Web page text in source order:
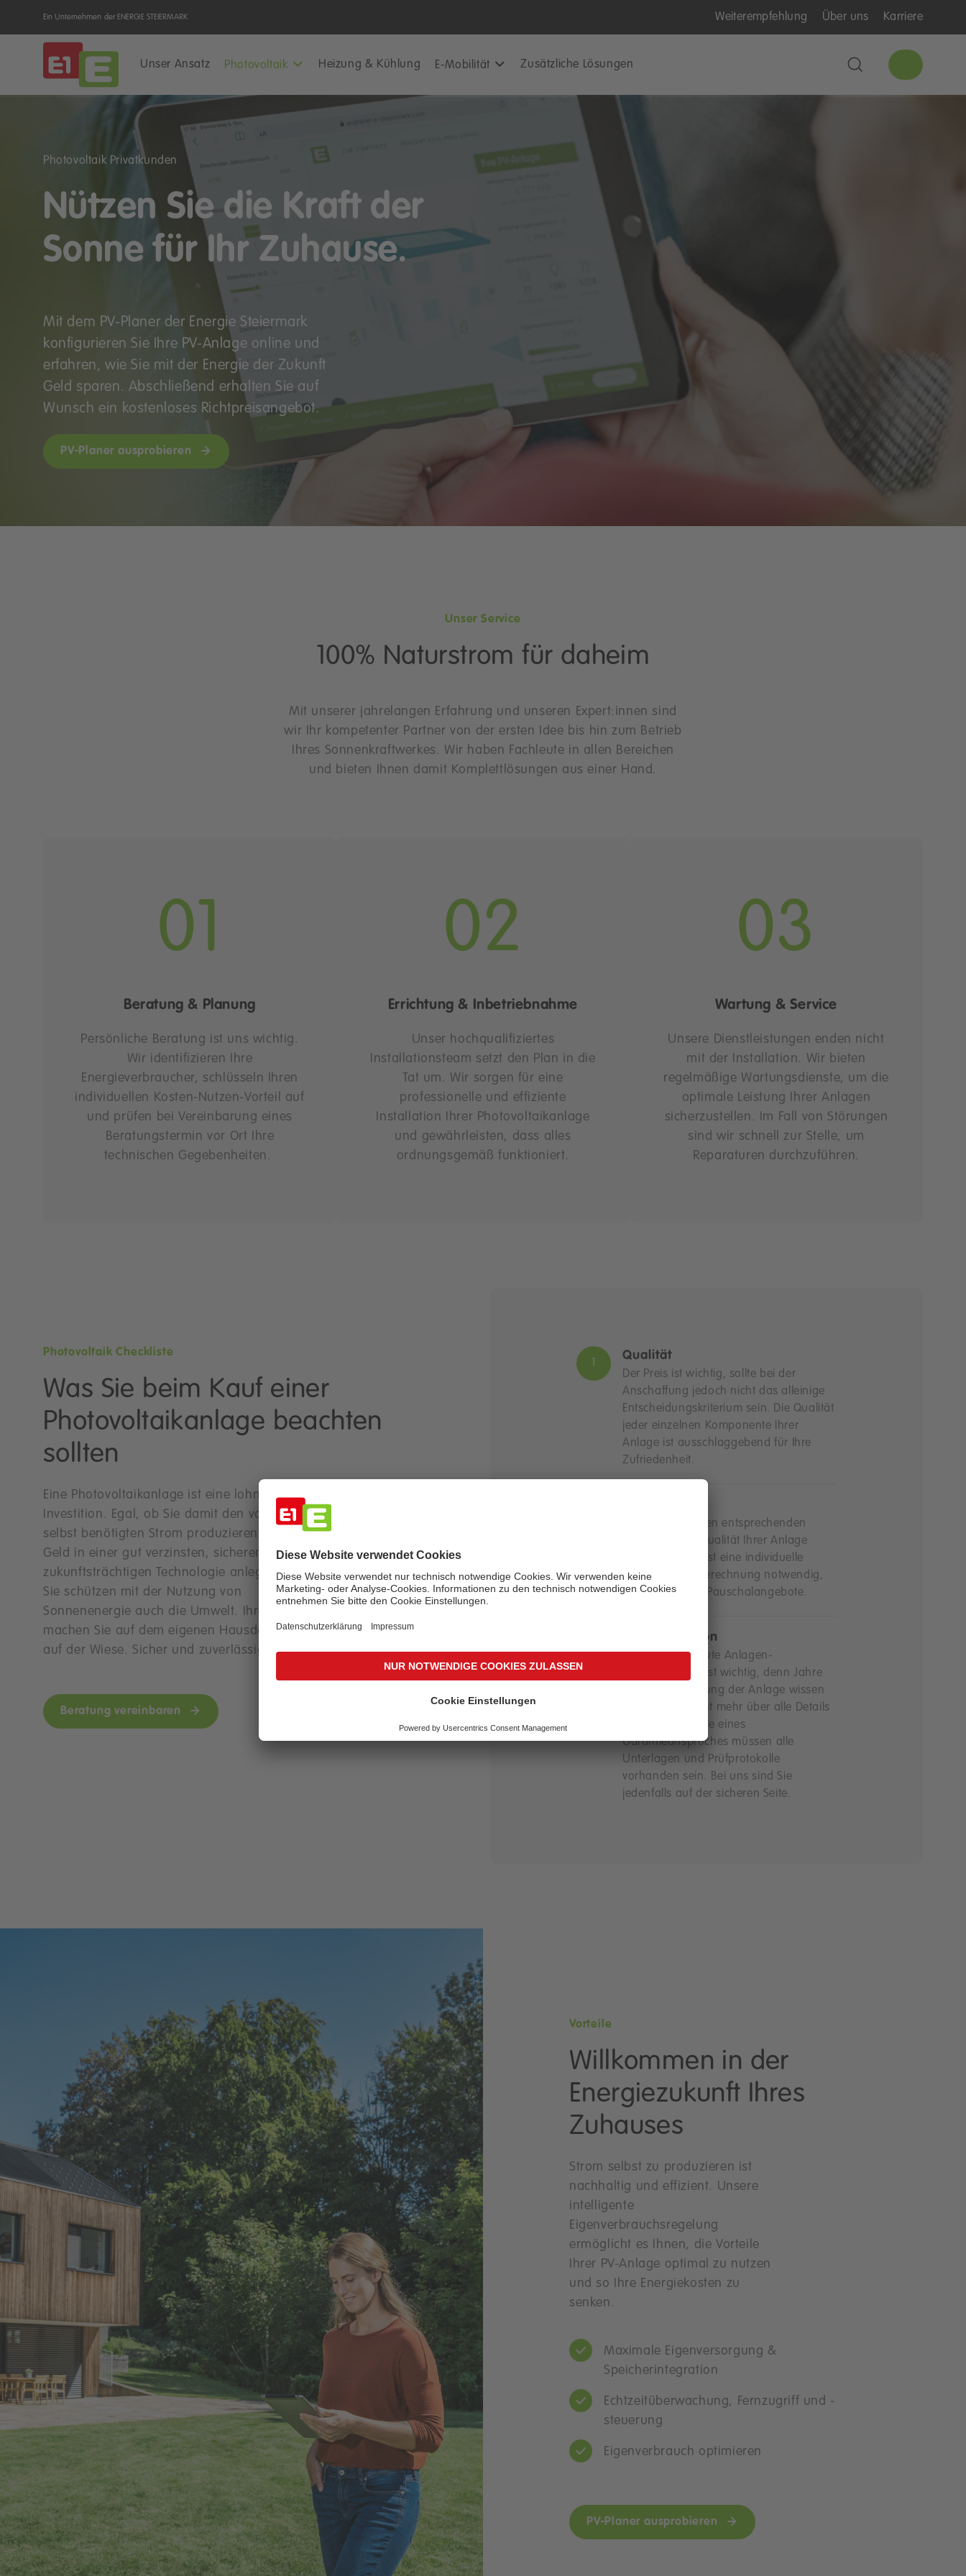
Ein Unternehmen der ENERGIE STEIERMARK Weiterempfehlung Über uns Karriere
Unser Ansatz Photovoltaik Heizung & Kühlung E-Mobilität Zusätzliche Lösungen
Photovoltaik Privatkunden
Nützen Sie die Kraft der
Sonne für Ihr Zuhause.
Mit dem PV-Planer der Energie Steiermark
konfigurieren Sie Ihre PV-Anlage online und
erfahren, wie Sie mit der Energie der Zukunft
Geld sparen. Abschließend erhalten Sie auf
Wunsch ein kostenloses Richtpreisangebot.
PV-Planer ausprobieren
Unser Service
100% Naturstrom für daheim
Mit unserer jahrelangen Erfahrung und unseren Expert:innen sind
wir Ihr kompetenter Partner von der ersten Idee bis hin zum Betrieb
Ihres Sonnenkraftwerkes. Wir haben Fachleute in allen Bereichen
und bieten Ihnen damit Komplettlösungen aus einer Hand.
01
Beratung & Planung
Persönliche Beratung ist uns wichtig.
Wir identifizieren Ihre
Energieverbraucher, schlüsseln Ihren
individuellen Kosten-Nutzen-Vorteil auf
und prüfen bei Vereinbarung eines
Beratungstermin vor Ort Ihre
technischen Gegebenheiten.
02
Errichtung & Inbetriebnahme
Unser hochqualifiziertes
Installationsteam setzt den Plan in die
Tat um. Wir sorgen für eine
professionelle und effiziente
Installation Ihrer Photovoltaikanlage
und gewährleisten, dass alles
ordnungsgemäß funktioniert.
03
Wartung & Service
Unsere Dienstleistungen enden nicht
mit der Installation. Wir bieten
regelmäßige Wartungsdienste, um die
optimale Leistung Ihrer Anlagen
sicherzustellen. Im Fall von Störungen
sind wir schnell zur Stelle, um
Reparaturen durchzuführen.
Photovoltaik Checkliste
Was Sie beim Kauf einer
Photovoltaikanlage beachten
sollten
Eine Photovoltaikanlage ist eine lohnende
Investition. Egal, ob Sie damit den von Ihnen
selbst benötigten Strom produzieren oder ihr
Geld in einer gut verzinsten, sicheren und
zukunftsträchtigen Technologie anlegen wollen –
Sie schützen mit der Nutzung von
Sonnenenergie auch die Umwelt. Ihre Gewinne
machen Sie auf dem eigenen Hausdach oder
auf der Wiese. Sicher und zuverlässig.
Beratung vereinbaren
Qualität
Der Preis ist wichtig, sollte bei der
Anschaffung jedoch nicht das alleinige
Entscheidungskriterium sein. Die Qualität
jeder einzelnen Komponente Ihrer
Anlage ist ausschlaggebend für Ihre
Zufriedenheit.
Um langfristig den entsprechenden
Ertrag und die Qualität Ihrer Anlage
sicherzustellen, ist eine individuelle
Beratung und Berechnung notwendig,
überdenken Sie Pauschalangebote.
Dokumentation
Eine qualitativ gute Anlagen-
Dokumentation ist wichtig, denn Jahre
nach der Errichtung der Anlage wissen
Sie vielleicht nicht mehr über alle Details
Bescheid. Im Falle eines
Garantieanspruches müssen alle
Unterlagen und Prüfprotokolle
vorhanden sein. Bei uns sind Sie
jedenfalls auf der sicheren Seite.
Vorteile
Willkommen in der
Energiezukunft Ihres
Zuhauses
Strom selbst zu produzieren ist
nachhaltig und effizient. Unsere
intelligente
Eigenverbrauchsregelung
ermöglicht es Ihnen, die Vorteile
Ihrer PV-Anlage optimal zu nutzen
und so Ihre Energiekosten zu
senken.
Maximale Eigenversorgung &
Speicherintegration
Echtzeitüberwachung, Fernzugriff und -
steuerung
Eigenverbrauch optimieren
PV-Planer ausprobieren